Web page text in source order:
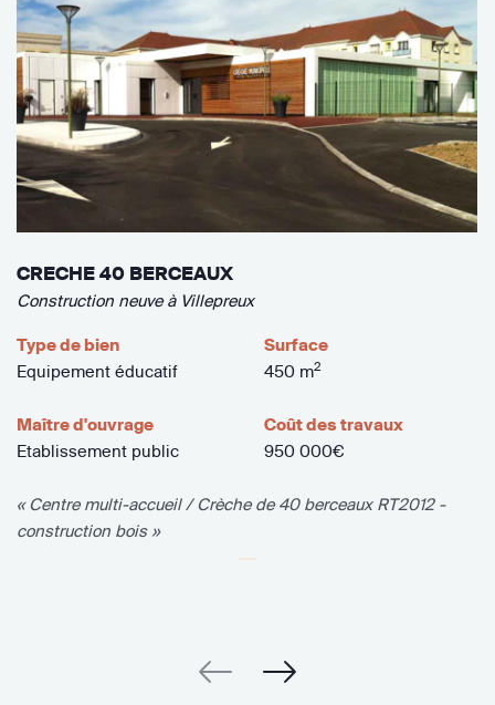
CRECHE 40 BERCEAUX
Construction neuve à Villepreux
Type de bien
Equipement éducatif
Surface
450 m2
Maître d'ouvrage
Etablissement public
Coût des travaux
950 000€
« Centre multi-accueil / Crèche de 40 berceaux RT2012 -
construction bois »